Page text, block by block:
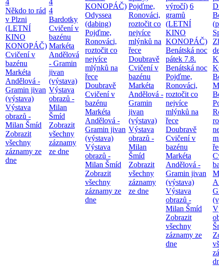
Někdo to rád
v Plzni
(LETNÍ
KINO
KONOPÁČ)
Cvičení v
bazénu
Markéta
Andělová -
Gramin jivan
(výstava)
Výstava
obrazů -
Milan Šmíd
Zobrazit
všechny
záznamy ze
dne
4
Bardotky
Cvičení v
bazénu
Markéta
Andělová
- Gramin
jivan
(výstava)
Výstava
obrazů -
Milan
Šmíd
Zobrazit
všechny
záznamy
ze dne
KONOPÁČ)
Odyssea
(dabing)
Pojďme,
Ronováci,
roztočit co
nejvíce
mlýnků na
řece
Doubravě
Cvičení v
bazénu
Markéta
Andělová -
Gramin jivan
(výstava)
Výstava
obrazů -
Milan Šmíd
Zobrazit
všechny
záznamy ze
dne
Pojďme,
Ronováci,
roztočit co
nejvíce
mlýnků na
řece
Doubravě
Cvičení v
bazénu
Markéta
Andělová -
Gramin
jivan
(výstava)
Výstava
obrazů -
Milan
Šmíd
Zobrazit
všechny
záznamy
ze dne
výročí) 6
gramů
(LETNÍ
KINO
KONOPÁČ)
Benátská noc
pátek 7.8.
Benátská noc
Pojďme,
Ronováci,
roztočit co
nejvíce
mlýnků na
řece
Doubravě
Cvičení v
bazénu
Markéta
Andělová -
Gramin jivan
(výstava)
Výstava
obrazů -
Milan Šmíd
Zobrazit
všechny
záznamy ze
dne